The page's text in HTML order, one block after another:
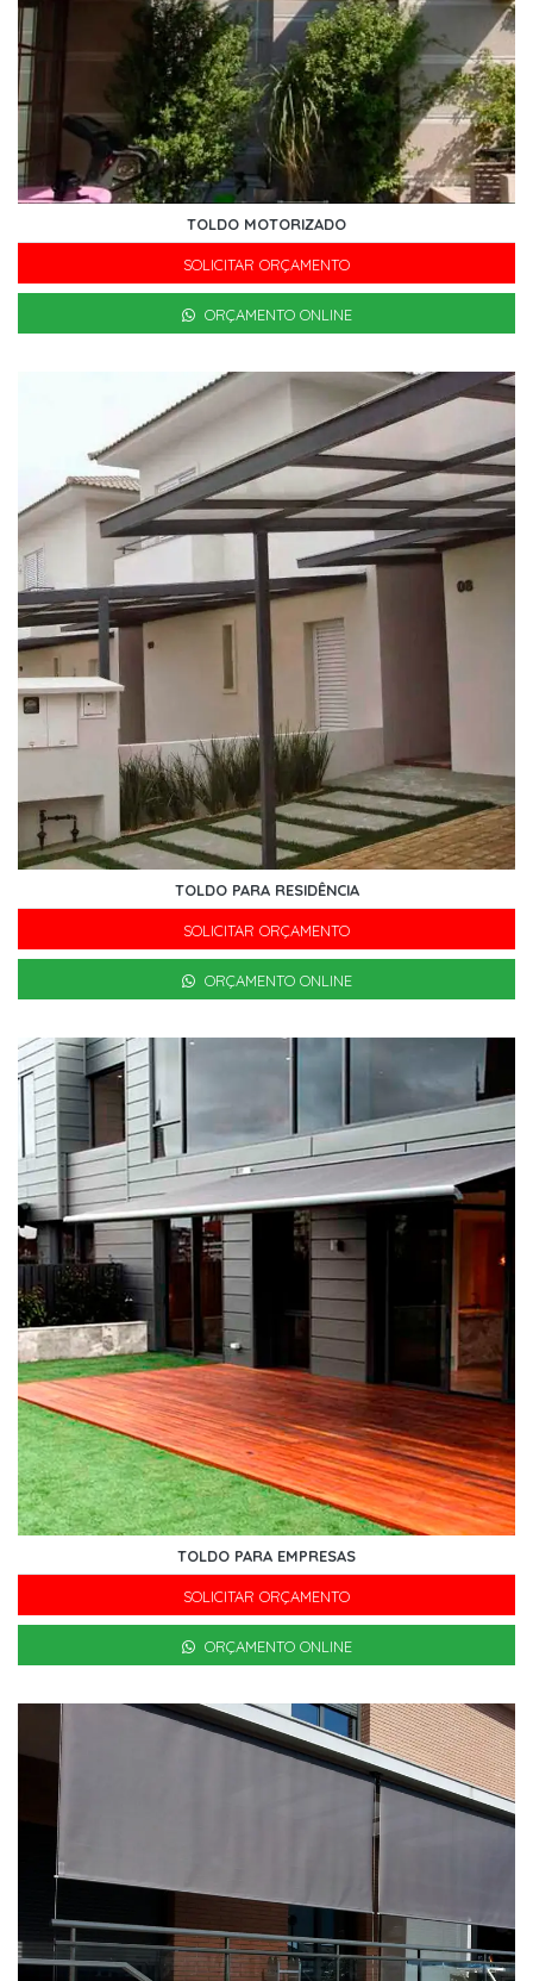
TOLDO MOTORIZADO
SOLICITAR ORÇAMENTO
ORÇAMENTO ONLINE
TOLDO PARA RESIDÊNCIA
SOLICITAR ORÇAMENTO
ORÇAMENTO ONLINE
TOLDO PARA EMPRESAS
SOLICITAR ORÇAMENTO
ORÇAMENTO ONLINE